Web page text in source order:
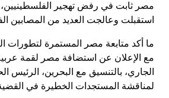
مصر ثابت في رفض تهجير
استقبلت وعالجت العديد من المصابين
ما أكد متابعة مصر المستمرة لتطورات
الجاري، بالتنسيق مع البحرين، الرئيس
لمناقشة المستجدات الخطيرة في